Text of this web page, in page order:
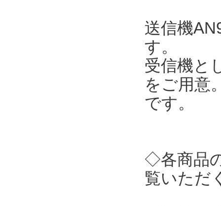
送信機
す。
受信機と
をご用意
です。
◇各商品
覧いただ